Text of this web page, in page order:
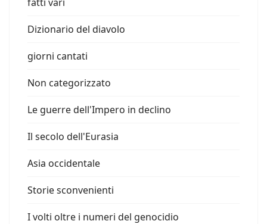
Dizionario del diavolo
giorni cantati
Non categorizzato
Le guerre dell'Impero in declino
Il secolo dell'Eurasia
Asia occidentale
Storie sconvenienti
I volti oltre i numeri del genocidio